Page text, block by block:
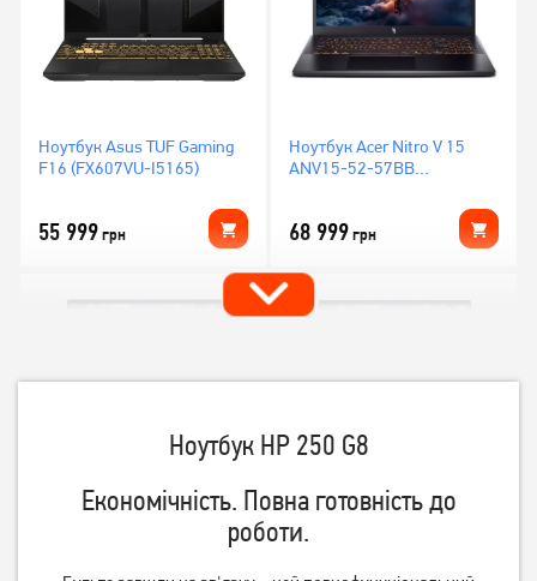
Ноутбук Asus TUF Gaming
F16 (FX607VU-I5165)
55 999грн
Ноутбук Acer Nitro V 15
ANV15-52-57BB
68 999грн
Ноутбук HP Victus 15-
Ноутбук HP 250 G8
Економічність. Повна готовність до
роботи.